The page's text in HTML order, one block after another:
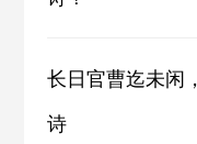
长日官曹迄未闲
诗